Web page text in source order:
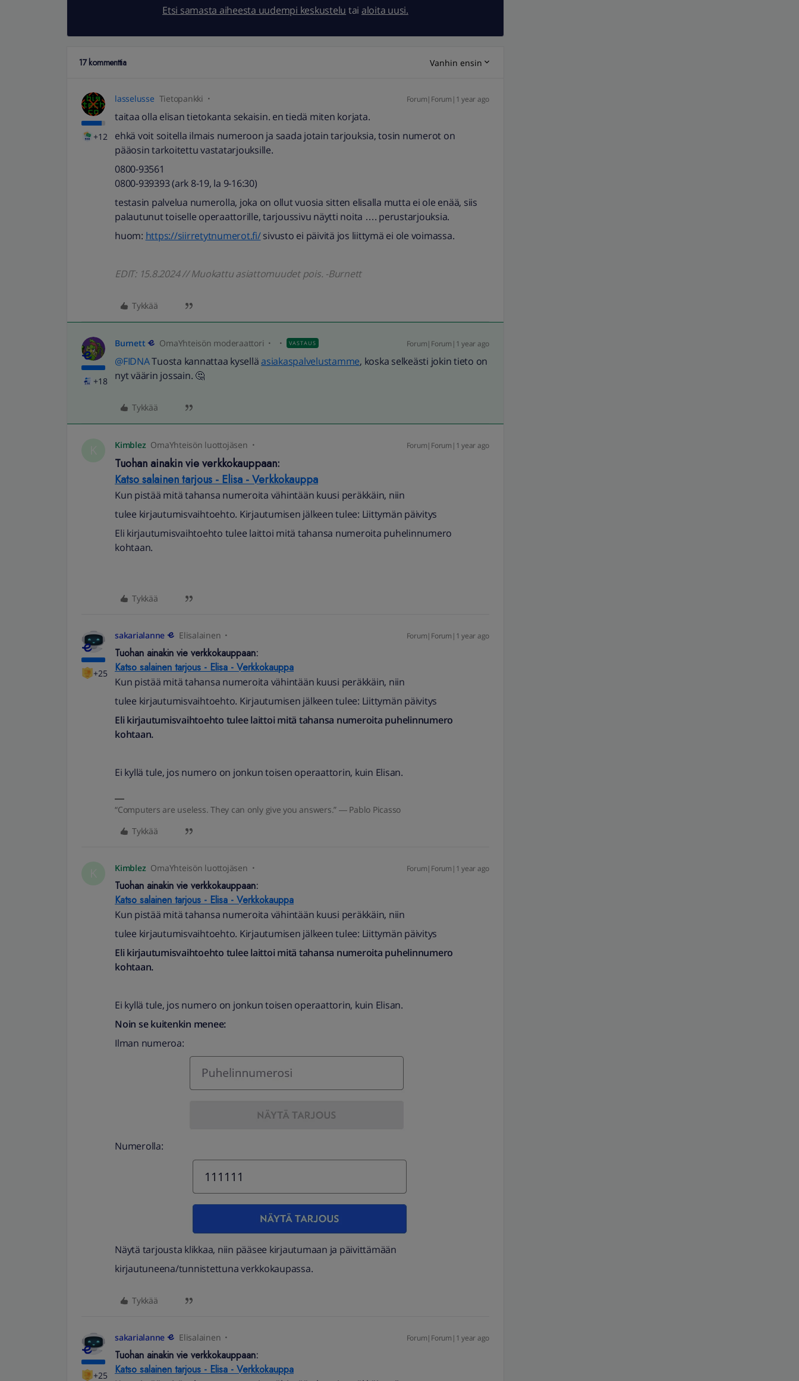
Etsi samasta aiheesta uudempi keskustelu tai aloita uusi.
17 kommenttia Vanhin ensin
+12
lasselusse Tietopankki Forum|Forum|1 year ago
taitaa olla elisan tietokanta sekaisin. en tiedä miten korjata.
ehkä voit soitella ilmais numeroon ja saada jotain tarjouksia, tosin numerot on
pääosin tarkoitettu vastatarjouksille.
0800-93561
0800-939393 (ark 8-19, la 9-16:30)
testasin palvelua numerolla, joka on ollut vuosia sitten elisalla mutta ei ole enää, siis
palautunut toiselle operaattorille, tarjoussivu näytti noita …. perustarjouksia.
huom: https://siirretytnumerot.fi/sivusto ei päivitä jos liittymä ei ole voimassa.
EDIT: 15.8.2024 // Muokattu asiattomuudet pois. -Burnett
Tykkää
+18
Burnett OmaYhteisön moderaattori VASTAUS Forum|Forum|1 year ago
@FIDNATuosta kannattaa kyselläasiakaspalvelustamme, koska selkeästi jokin tieto on
nyt väärin jossain. 🤔
Tykkää
Kimblez OmaYhteisön luottojäsen Forum|Forum|1 year ago
Tuohan ainakin vie verkkokauppaan:
Katso salainen tarjous - Elisa - Verkkokauppa
Kun pistää mitä tahansa numeroita vähintään kuusi peräkkäin, niin
tulee kirjautumisvaihtoehto. Kirjautumisen jälkeen tulee: Liittymän päivitys
Eli kirjautumisvaihtoehto tulee laittoi mitä tahansa numeroita puhelinnumero
kohtaan.
Tykkää
+25
sakarialanne Elisalainen Forum|Forum|1 year ago
Tuohan ainakin vie verkkokauppaan:
Katso salainen tarjous - Elisa - Verkkokauppa
Kun pistää mitä tahansa numeroita vähintään kuusi peräkkäin, niin
tulee kirjautumisvaihtoehto. Kirjautumisen jälkeen tulee: Liittymän päivitys
Eli kirjautumisvaihtoehto tulee laittoi mitä tahansa numeroita puhelinnumero
kohtaan.
Ei kyllä tule, jos numero on jonkun toisen operaattorin, kuin Elisan.
“Computers are useless. They can only give you answers.” ― Pablo Picasso
Tykkää
Kimblez OmaYhteisön luottojäsen Forum|Forum|1 year ago
Tuohan ainakin vie verkkokauppaan:
Katso salainen tarjous - Elisa - Verkkokauppa
Kun pistää mitä tahansa numeroita vähintään kuusi peräkkäin, niin
tulee kirjautumisvaihtoehto. Kirjautumisen jälkeen tulee: Liittymän päivitys
Eli kirjautumisvaihtoehto tulee laittoi mitä tahansa numeroita puhelinnumero
kohtaan.
Ei kyllä tule, jos numero on jonkun toisen operaattorin, kuin Elisan.
Noin se kuitenkin menee:
Ilman numeroa:
Numerolla:
Näytä tarjousta klikkaa, niin pääsee kirjautumaan ja päivittämään
kirjautuneena/tunnistettuna verkkokaupassa.
Tykkää
+25
sakarialanne Elisalainen Forum|Forum|1 year ago
Tuohan ainakin vie verkkokauppaan:
Katso salainen tarjous - Elisa - Verkkokauppa